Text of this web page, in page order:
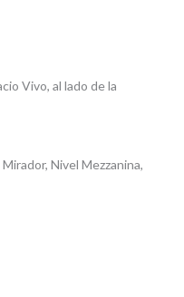
Vivo, al lado de la
Nivel Mezzanina,